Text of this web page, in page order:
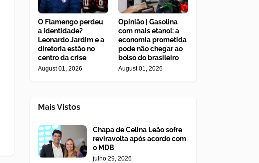
O Flamengo perdeu
a identidade?
Leonardo Jardim e a
diretoria estão no
centro da crise
August 01, 2026
Opinião | Gasolina
com mais etanol: a
economia prometida
pode não chegar ao
bolso do brasileiro
August 01, 2026
Mais Vistos
Chapa de Celina Leão sofre
reviravolta após acordo com
o MDB
julho 29, 2026